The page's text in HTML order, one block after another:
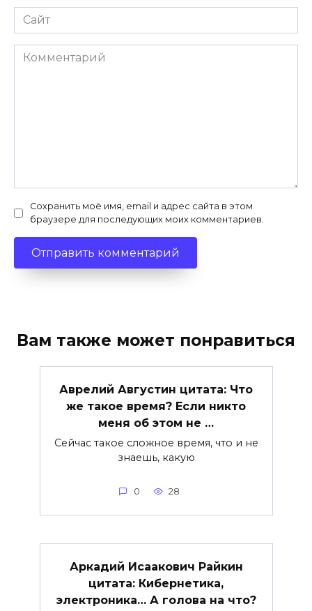
Сайт
Комментарий
Сохранить моё имя, email и адрес сайта в этом
браузере для последующих моих комментариев.
Вам также может понравиться
Аврелий Августин цитата: Что
же такое время? Если никто
меня об этом не …
Сейчас такое сложное время, что и не
знаешь, какую
0 28
Аркадий Исаакович Райкин
цитата: Кибернетика,
электроника… А голова на что?